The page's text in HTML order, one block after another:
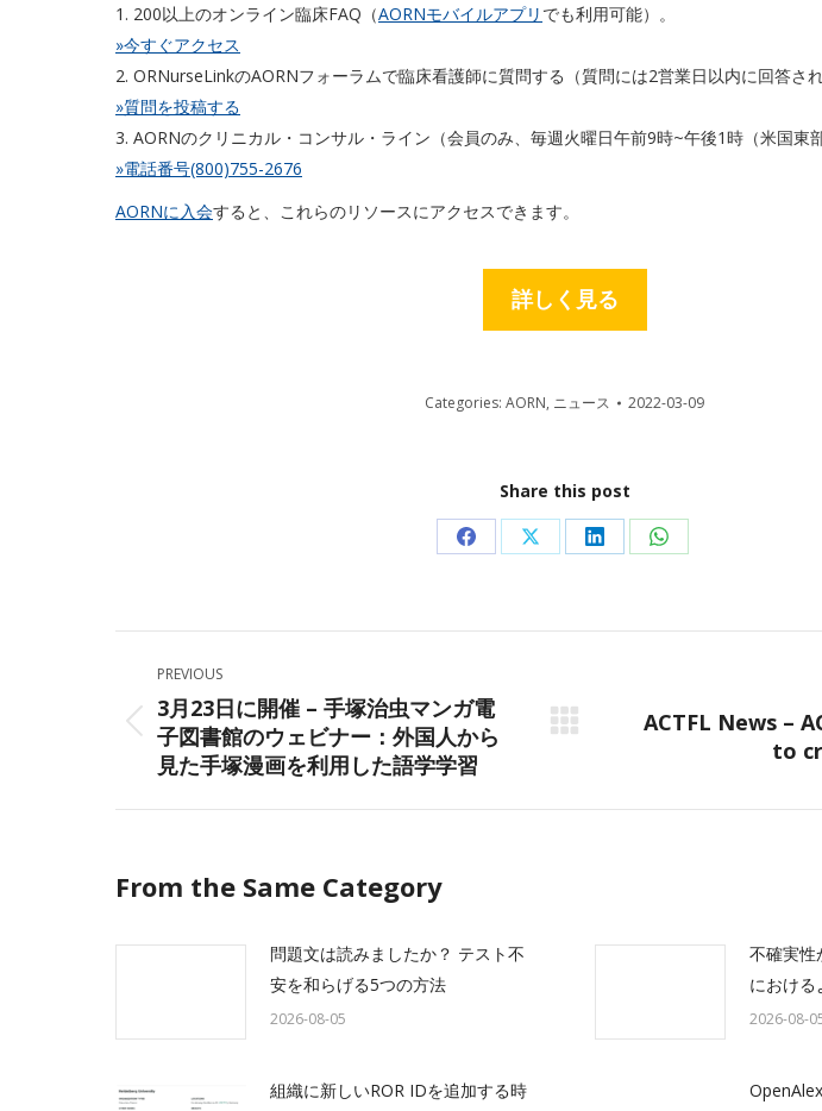
1. 200以上のオンライン臨床FAQ（AORNモバイルアプリ でも利用可能）。
»今すぐアクセス
2. ORNurseLinkのAORNフォーラムで臨床看護師に質問する（質問には2営業日以内に回答され
»質問を投稿する
3. AORNのクリニカル・コンサル・ライン（会員のみ、毎週火曜日午前9時~午後1時（米国東
»電話番号(800)755-2676
AORNに入会すると、これらのリソースにアクセスできます。
詳しく見る
Categories: AORN, ニュース 2022-03-09
Share this post
Share
Facebook
Share
X
Share
LinkedIn
Share
WhatsApp
navigation
PREVIOUS
Previous
post:
3月23日に開催 – 手塚治虫マンガ電
子図書館のウェビナー：外国人から
見た手塚漫画を利用した語学学習
NextACTFL News –
to
From the Same Category
問題文は読みましたか？ テスト不
安を和らげる5つの方法
2026-08-05
不確実性
における
2026-08-
組織に新しいROR IDを追加する時